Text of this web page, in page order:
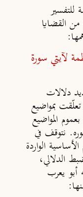
للتفسير
القضايا
لآيتي سورة
دلالات
تعلّقت بمواضيع
المواضيع
نتوقف في
الواردة
الدلالي،
أبو يعرب